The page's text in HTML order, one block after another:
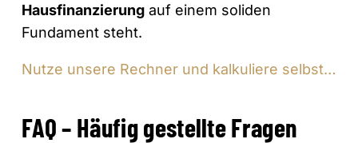
Hausfinanzierung auf einem soliden
Fundament steht.
Nutze unsere Rechner und kalkuliere selbst…
FAQ – Häufig gestellte Fragen